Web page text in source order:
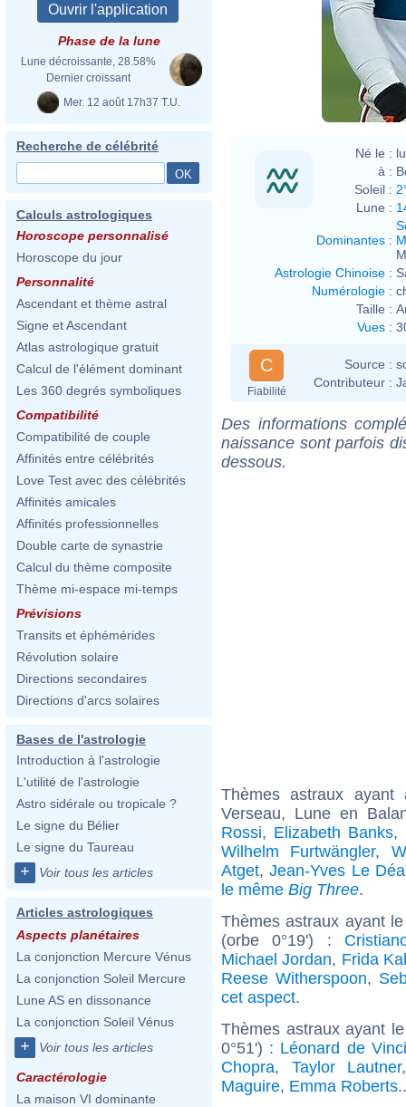
Phase de la lune
Lune décroissante, 28.58%
Dernier croissant
Mer. 12 août 17h37 T.U.
Recherche de célébrité
Calculs astrologiques
Horoscope personnalisé
Horoscope du jour
Personnalité
Ascendant et thème astral
Signe et Ascendant
Atlas astrologique gratuit
Calcul de l'élément dominant
Les 360 degrés symboliques
Compatibilité
Compatibilité de couple
Affinités entre célébrités
Love Test avec des célébrités
Affinités amicales
Affinités professionnelles
Double carte de synastrie
Calcul du thème composite
Thème mi-espace mi-temps
Prévisions
Transits et éphémérides
Révolution solaire
Directions secondaires
Directions d'arcs solaires
Bases de l'astrologie
Introduction à l'astrologie
L'utilité de l'astrologie
Astro sidérale ou tropicale ?
Le signe du Bélier
Le signe du Taureau
+ Voir tous les articles
Articles astrologiques
Aspects planétaires
La conjonction Mercure Vénus
La conjonction Soleil Mercure
Lune AS en dissonance
La conjonction Soleil Vénus
+ Voir tous les articles
Caractérologie
La maison VI dominante
Né le :
à :
Soleil :
Lune :
Dominantes :
Astrologie Chinoise :
Numérologie :
Taille :
Vues :
C
Fiabilité
Source :
Contributeur :
Des informations
naissance sont parfois
dessous.
Thèmes astraux
Verseau, Lune en
Rossi, Elizabeth Banks,
Wilhelm Furtwängler,
Atget,Jean-Yves Le
le même Big Three.
Thèmes astraux ayant
(orbe 0°19') :
Michael Jordan, Frida
Reese Witherspoon,
cet aspect.
Thèmes astraux ayant
0°51') : Léonard de Vinci
Chopra, Taylor Lautner
Maguire, Emma Roberts